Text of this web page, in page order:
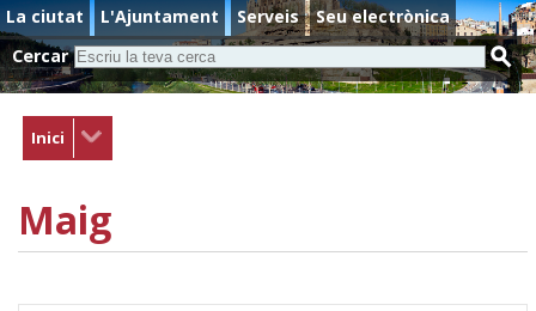
La ciutat L'Ajuntament Serveis
Seu electrònica
Cercar
Inici
Maig